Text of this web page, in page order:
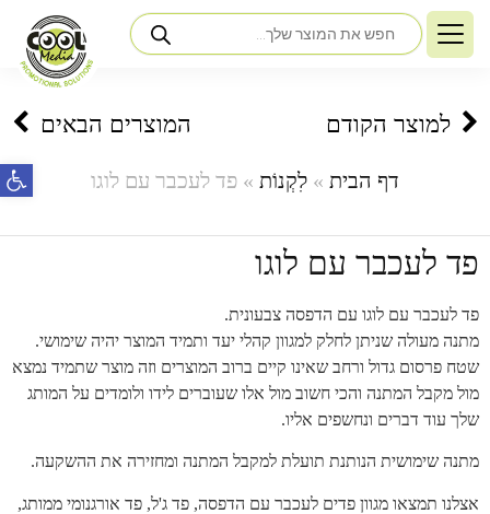
למוצר הקודם המוצרים הבאים
דף הבית » לִקְנוֹת » פד לעכבר עם לוגו
פד לעכבר עם לוגו
פד לעכבר עם לוגו עם הדפסה צבעונית.
מתנה מעולה שניתן לחלק למגוון קהלי יעד ותמיד המוצר יהיה שימושי.
שטח פרסום גדול ורחב שאינו קיים ברוב המוצרים וזה מוצר שתמיד נמצא
מול מקבל המתנה והכי חשוב מול אלו שעוברים לידו ולומדים על המותג
שלך עוד דברים ונחשפים אליו.
מתנה שימושית הנותנת תועלת למקבל המתנה ומחזירה את ההשקעה.
אצלנו תמצאו מגוון פדים לעכבר עם הדפסה, פד ג'ל, פד אורגנומי ממותג,
פתח